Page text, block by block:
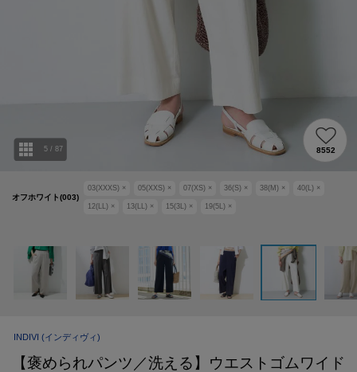
オフホワイト(003)
03(XXXS) × 05(XXS) × 07(XS) × 36(S) × 38(M) × 40(L) ×
12(LL) × 13(LL) × 15(3L) × 19(5L) ×
5 / 87 8552
INDIVI (インディヴィ)
【褒められパンツ／洗える】ウエストゴムワイド